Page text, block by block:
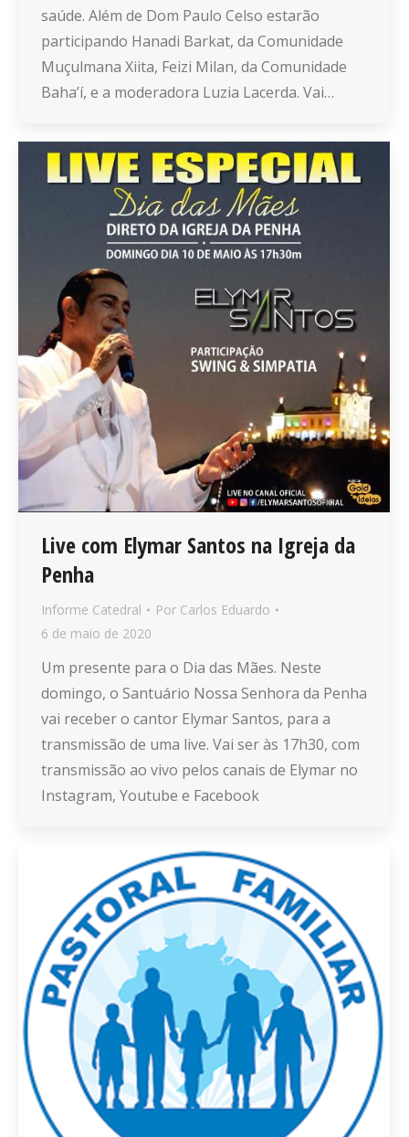
saúde. Além de Dom Paulo Celso estarão
participando Hanadi Barkat, da Comunidade
Muçulmana Xiita, Feizi Milan, da Comunidade
Baha’í, e a moderadora Luzia Lacerda. Vai…
Live com Elymar Santos na Igreja da
Penha
Informe Catedral Por Carlos Eduardo
6 de maio de 2020
Um presente para o Dia das Mães. Neste
domingo, o Santuário Nossa Senhora da Penha
vai receber o cantor Elymar Santos, para a
transmissão de uma live. Vai ser às 17h30, com
transmissão ao vivo pelos canais de Elymar no
Instagram, Youtube e Facebook